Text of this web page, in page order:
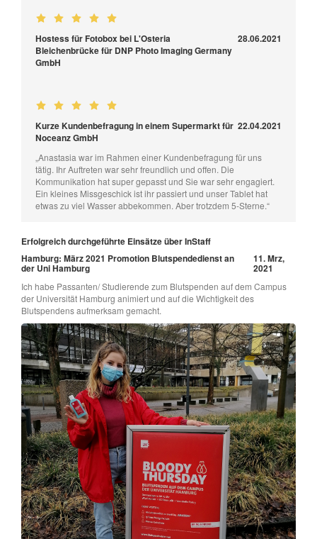
Hostess für Fotobox bei L'Osteria
Bleichenbrücke für DNP Photo Imaging Germany
GmbH
28.06.2021
Kurze Kundenbefragung in einem Supermarkt für
Noceanz GmbH
22.04.2021
„Anastasia war im Rahmen einer Kundenbefragung für uns
tätig. Ihr Auftreten war sehr freundlich und offen. Die
Kommunikation hat super gepasst und Sie war sehr engagiert.
Ein kleines Missgeschick ist ihr passiert und unser Tablet hat
etwas zu viel Wasser abbekommen. Aber trotzdem 5-Sterne.“
Erfolgreich durchgeführte Einsätze über InStaff
Hamburg: März 2021 Promotion Blutspendedienst an
der Uni Hamburg
11. Mrz,
2021
Ich habe Passanten/ Studierende zum Blutspenden auf dem Campus
der Universität Hamburg animiert und auf die Wichtigkeit des
Blutspendens aufmerksam gemacht.